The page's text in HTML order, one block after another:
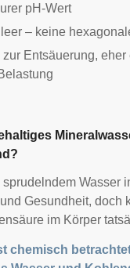
pH-Wert
– keine
Entsäuerung, eher
Wasser
Gesundheit, doch
im Körper
chemisch